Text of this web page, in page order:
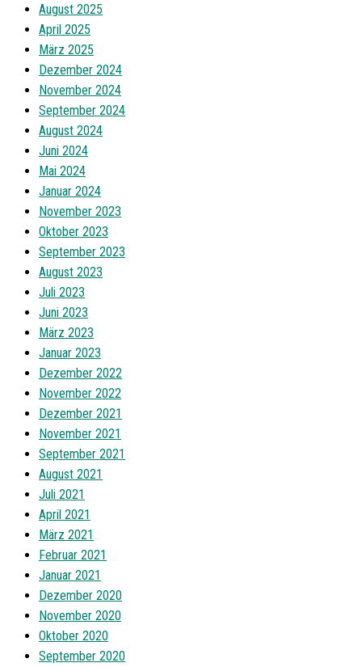
August 2025
April 2025
März 2025
Dezember 2024
November 2024
September 2024
August 2024
Juni 2024
Mai 2024
Januar 2024
November 2023
Oktober 2023
September 2023
August 2023
Juli 2023
Juni 2023
März 2023
Januar 2023
Dezember 2022
November 2022
Dezember 2021
November 2021
September 2021
August 2021
Juli 2021
April 2021
März 2021
Februar 2021
Januar 2021
Dezember 2020
November 2020
Oktober 2020
September 2020